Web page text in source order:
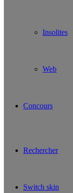
Insolites
Web
Concours
Rechercher
Switch skin